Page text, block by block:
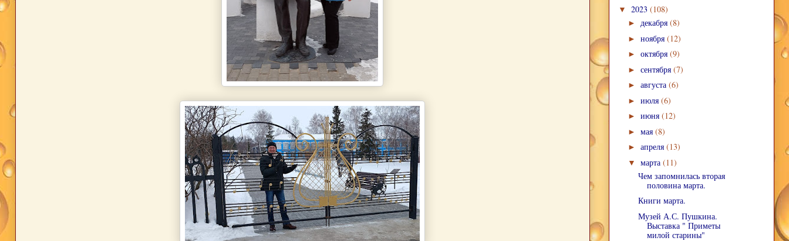
▼ 2023 (108)
►декабря(8)
►ноября(12)
►октября(9)
►сентября(7)
►августа(6)
►июля(6)
►июня(12)
►мая(8)
►апреля(13)
▼марта(11)
Чем запомнилась вторая
половина марта.
Книги марта.
Музей А.С. Пушкина.
Выставка " Приметы
милой старины"